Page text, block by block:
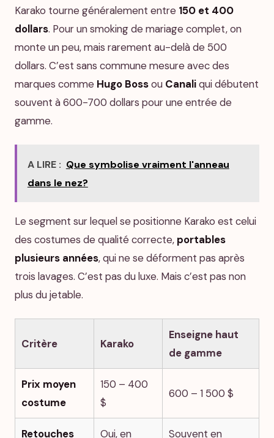
Karako tourne généralement entre 150 et 400
dollars. Pour un smoking de mariage complet, on
monte un peu, mais rarement au-delà de 500
dollars. C’est sans commune mesure avec des
marques comme Hugo Bossou Canaliqui débutent
souvent à 600-700 dollars pour une entrée de
gamme.
A LIRE : Que symbolise vraiment l'anneau
dans le nez?
Le segment sur lequel se positionne Karako est celui
des costumes de qualité correcte, portables
plusieurs années, qui ne se déforment pas après
trois lavages. C’est pas du luxe. Mais c’est pas non
plus du jetable.
Critère Karako
Enseigne haut
de gamme
Prix moyen
costume
150 – 400
$
600 – 1 500 $
Retouches Oui, en Souvent en